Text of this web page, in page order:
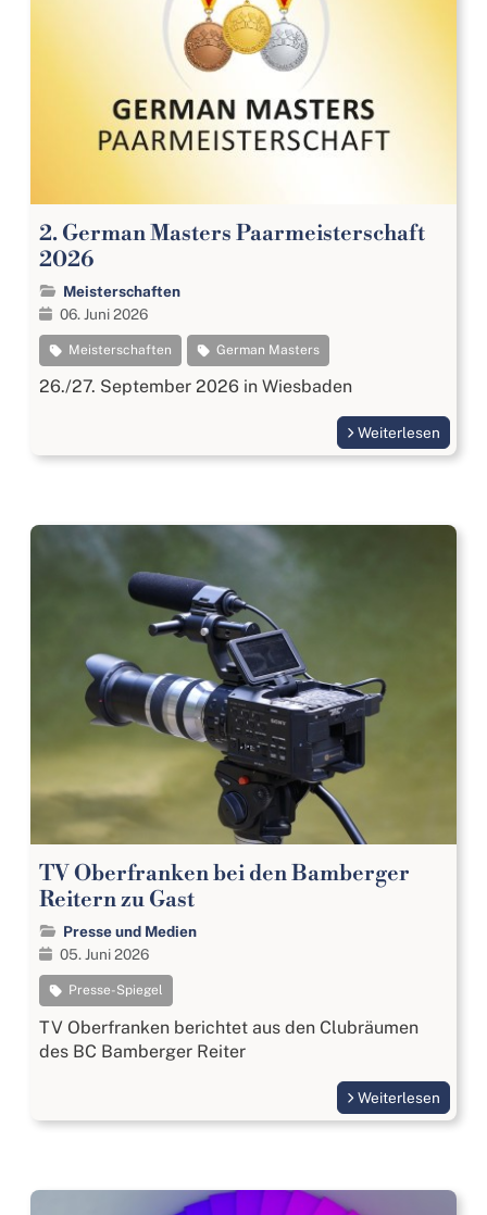
2. German Masters Paarmeisterschaft
2026
Meisterschaften
06. Juni 2026
Meisterschaften German Masters
26./27. September 2026 in Wiesbaden
Weiterlesen
TV Oberfranken bei den Bamberger
Reitern zu Gast
Presse und Medien
05. Juni 2026
Presse-Spiegel
TV Oberfranken berichtet aus den Clubräumen
des BC Bamberger Reiter
Weiterlesen